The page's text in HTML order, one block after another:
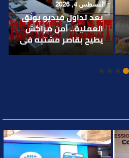
أغسطس 4, 2026
بعد تداول فيديو يوثق
العملية.. أمن مراكش
يطيح بقاصر مشتبه في
تورطه في سرقة